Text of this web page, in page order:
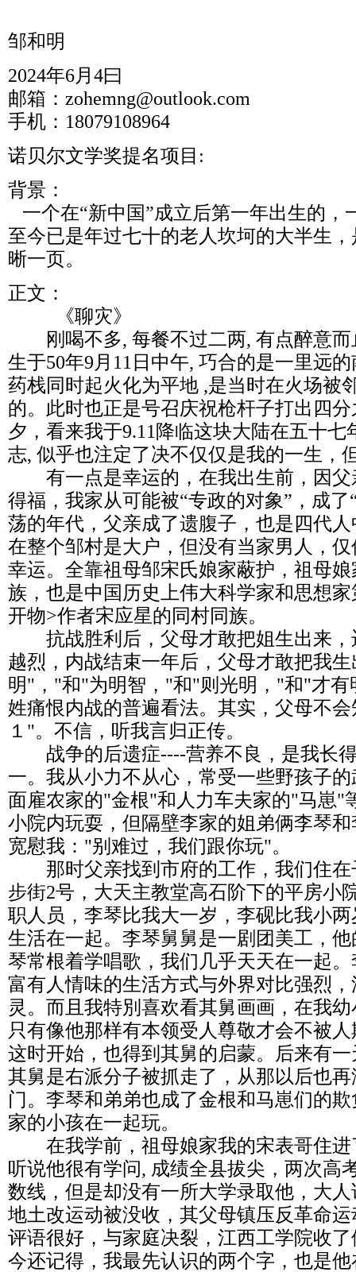
邹和明
2024年6月4曰
邮箱：zohemng@outlook.com
手机：18079108964
诺贝尔文学奖提名项目:
背景：
一个在“新中国”成立后第一年出生的，
至今已是年过七十的老人坎坷的大半生
晰一页。
正文：
《聊灾》
刚喝不多, 每餐不过二两, 有点醉意而
生于50年9月11日中午, 巧合的是一里远
药栈同时起火化为平地 ,是当时在火场被
的。此时也正是号召庆祝枪杆子打出四
夕，看来我于9.11降临这块大陆在五十
志, 似乎也注定了决不仅仅是我的一生，
有一点是幸运的，在我出生前，因父
得福，我家从可能被“专政的对象”，成
荡的年代，父亲成了遗腹子，也是四代
在整个邹村是大户，但没有当家男人，
幸运。全靠祖母邹宋氏娘家蔽护，祖母
族，也是中国历史上伟大科学家和思想
开物>作者宋应星的同村同族。
抗战胜利后，父母才敢把姐生出来，
越烈，内战结束一年后，父母才敢把我
明"，"和"为明智，"和"则光明，"和"才有
姓痛恨内战的普遍看法。其实，父母不
１"。不信，听我言归正传。
战争的后遗症----营养不良，是我长得
一。我从小力不从心，常受一些野孩子
面雇农家的"金根"和人力车夫家的"马崽"
小院内玩耍，但隔壁李家的姐弟俩李琴
宽慰我："别难过，我们跟你玩"。
那时父亲找到市府的工作，我们住在
步街2号，大天主教堂高石阶下的平房小
职人员，李琴比我大一岁，李砚比我小
生活在一起。李琴舅舅是一剧团美工，
琴常根着学唱歌，我们几乎天天在一起
富有人情味的生活方式与外界对比强烈
灵。而且我特別喜欢看其舅画画，在我
只有像他那样有本领受人尊敬才会不被
这时开始，也得到其舅的启蒙。后来有
其舅是右派分子被抓走了，从那以后也
门。李琴和弟弟也成了金根和马崽们的
家的小孩在一起玩。
在我学前，祖母娘家我的宋表哥住进
听说他很有学问, 成绩全县拔尖，两次高
数线，但是却没有一所大学录取他，大
地土改运动被没收，其父母镇压反革命
评语很好，与家庭决裂，江西工学院收
今还记得，我最先认识的两个字，也是